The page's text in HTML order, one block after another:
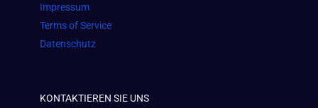
Impressum
Terms of Service
Datenschutz
KONTAKTIEREN SIE UNS